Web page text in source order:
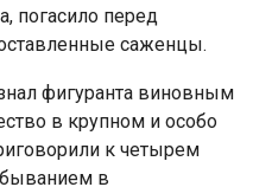
погасило перед
саженцы.
фигуранта виновным
в крупном и особо
к четырем
в